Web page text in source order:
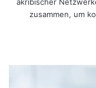
zusammen, um